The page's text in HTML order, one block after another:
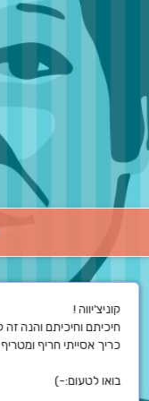
קוניצ'יווה !
בואו לטעום:-)